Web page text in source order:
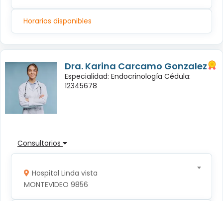
Horarios disponibles
Dra. Karina Carcamo Gonzalez
Especialidad: Endocrinología Cédula:
12345678
Consultorios
Hospital Linda vista
MONTEVIDEO 9856